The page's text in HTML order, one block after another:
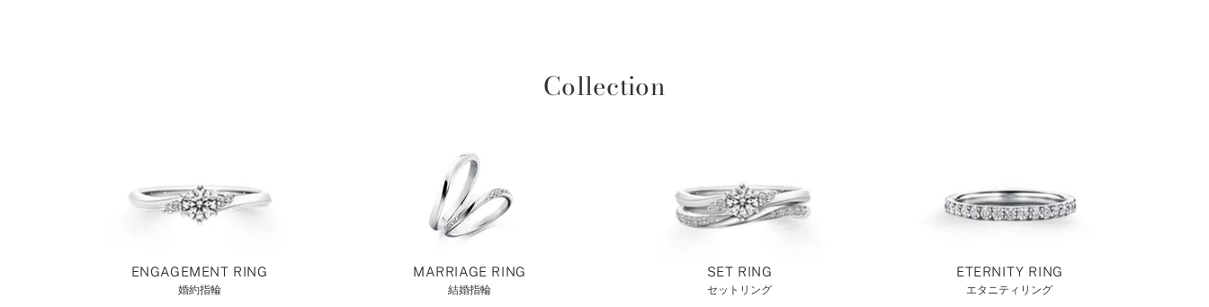
Collection
ENGAGEMENT RING
婚約指輪
MARRIAGE RING
結婚指輪
SET RING
セットリング
ETERNITY RING
エタニティリング